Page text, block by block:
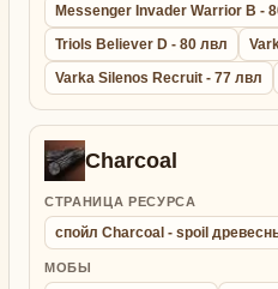
Messenger Invader Warrior B -
Triols Believer D - 80 лвл
Varka Silenos Recruit - 77 лвл
Charcoal
СТРАНИЦА РЕСУРСА
спойл Charcoal - spoil
МОБЫ